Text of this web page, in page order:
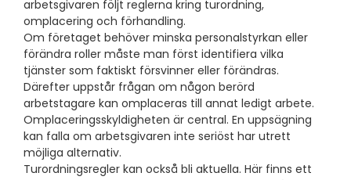
arbetsgivaren följt reglerna kring turordning,
omplacering och förhandling.
Om företaget behöver minska personalstyrkan eller
förändra roller måste man först identifiera vilka
tjänster som faktiskt försvinner eller förändras.
Därefter uppstår frågan om någon berörd
arbetstagare kan omplaceras till annat ledigt arbete.
Omplaceringsskyldigheten är central. En uppsägning
kan falla om arbetsgivaren inte seriöst har utrett
möjliga alternativ.
Turordningsregler kan också bli aktuella. Här finns ett